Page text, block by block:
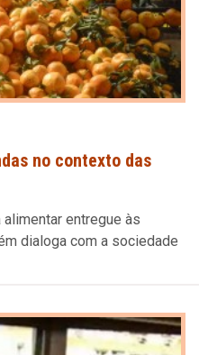
no contexto das
entregue às
dialoga com a sociedade